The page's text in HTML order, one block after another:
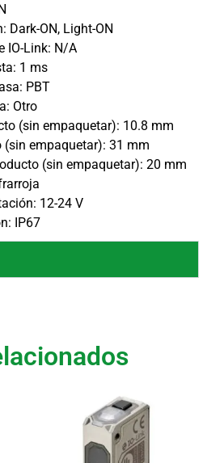
Dark-ON, Light-ON
IO-Link: N/A
1 ms
PBT
Otro
(sin empaquetar): 10.8 mm
empaquetar): 31 mm
(sin empaquetar): 20 mm
12-24 V
IP67